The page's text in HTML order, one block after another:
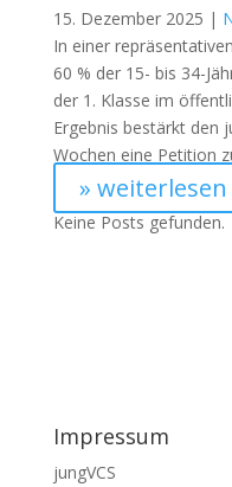
15. Dezember 2025 |
In einer
60 % der 15- bis 34-
der 1. Klasse im
Ergebnis bestärkt den
Wochen eine Petition
» weiterlesen
Keine Posts gefunden.
Impressum
jungVCS